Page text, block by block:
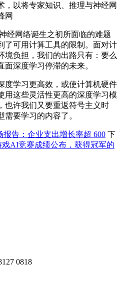
，以将专家知识、推理与神经网
网
经网络诞生之初所面临的难题
了可用计算工具的限制。面对计
境负担，我们的出路只有：要么
深度学习停滞的未来。
学习更高效，或使计算机硬件
用这些灵活性更高的深度学习模
也许我们又要重返符号主义时
要学习的内容了。
报告：企业支出增长率超 600 下
戏AI竞赛成绩公布，获得冠军的
0818